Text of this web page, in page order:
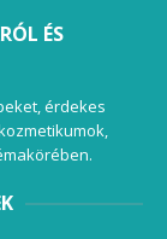
ÉS
érdekes